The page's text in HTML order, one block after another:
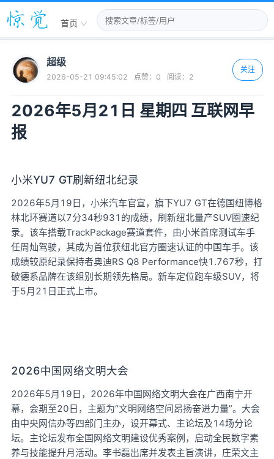
首页
超级
2026-05-21 09:45:02 点赞： 0 阅读： 2
关注
2026年5月21日 星期四 互联网早
报
小米YU7 GT刷新纽北纪录
2026年5月19日，小米汽车官宣，旗下YU7 GT在德国纽博格
林北环赛道以7分34秒931的成绩，刷新纽北量产SUV圈速纪
录。该车搭载TrackPackage赛道套件，由小米首席测试车手
任周灿驾驶，其成为首位获纽北官方圈速认证的中国车手。该
成绩较原纪录保持者奥迪RS Q8 Performance快1.767秒，打
破德系品牌在该组别长期领先格局。新车定位跑车级SUV，将
于5月21日正式上市。
2026中国网络文明大会
2026年5月19日，2026年中国网络文明大会在广西南宁开
幕，会期至20日，主题为“文明网络空间昂扬奋进力量”。大会
由中央网信办等四部门主办，设开幕式、主论坛及14场分论
坛。主论坛发布全国网络文明建设优秀案例，启动全民数字素
养与技能提升月活动。李书磊出席并发表主旨演讲，庄荣文主